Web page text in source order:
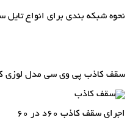
نحوه شبکه بندی برای انواع
سقف کاذب پی وی سی مدل لوزی که
اجرای سقف کاذب 60د در 60